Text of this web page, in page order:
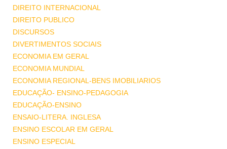
DIREITO INTERNACIONAL
DIREITO PUBLICO
DISCURSOS
DIVERTIMENTOS SOCIAIS
ECONOMIA EM GERAL
ECONOMIA MUNDIAL
ECONOMIA REGIONAL-BENS IMOBILIARIOS
EDUCAÇÃO- ENSINO-PEDAGOGIA
EDUCAÇÃO-ENSINO
ENSAIO-LITERA. INGLESA
ENSINO ESCOLAR EM GERAL
ENSINO ESPECIAL